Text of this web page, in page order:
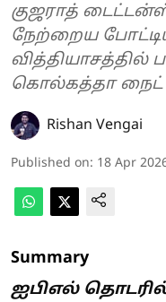
குஜராத்
நேற்றைய
வித்தியாசத்தில்
கொல்கத்தா
Rishan Vengai
Published on: 18 Apr
Summary
ஐபிஎல்